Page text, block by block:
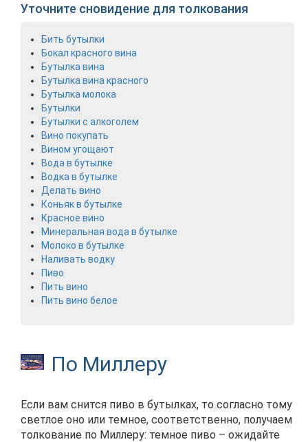
Уточните сновидение для толкования
Бить бутылки
Бокал красного вина
Бутылка вина
Бутылка вина красного
Бутылка молока
Бутылки
Бутылки с алкоголем
Вино покупать
Вином угощают
Вода в бутылке
Водка в бутылке
Делать вино
Коньяк в бутылке
Красное вино
Минеральная вода в бутылке
Молоко в бутылке
Наливать водку
Пиво
Пить вино
Пить вино белое
По Миллеру
Если вам снится пиво в бутылках, то согласно тому
светлое оно или темное, соответственно, получаем
толкование по Миллеру: темное пиво – ожидайте